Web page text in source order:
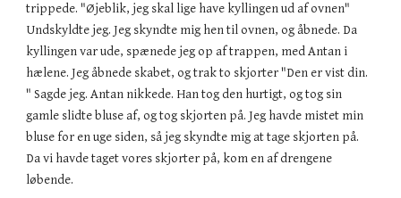
trippede. "Øjeblik, jeg skal lige have kyllingen ud af ovnen"
Undskyldte jeg. Jeg skyndte mig hen til ovnen, og åbnede. Da
kyllingen var ude, spænede jeg op af trappen, med Antan i
hælene. Jeg åbnede skabet, og trak to skjorter "Den er vist din.
" Sagde jeg. Antan nikkede. Han tog den hurtigt, og tog sin
gamle slidte bluse af, og tog skjorten på. Jeg havde mistet min
bluse for en uge siden, så jeg skyndte mig at tage skjorten på.
Da vi havde taget vores skjorter på, kom en af drengene
løbende.